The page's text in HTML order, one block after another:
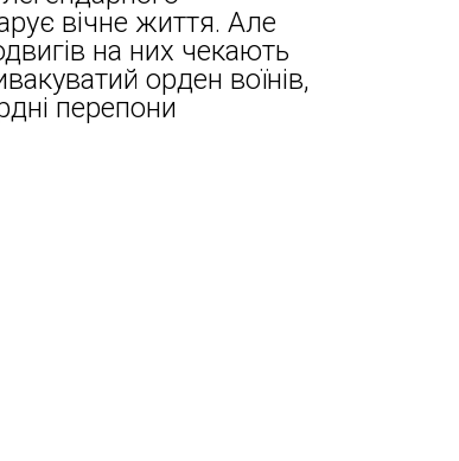
вічне життя. Але
на них чекають
орден воїнів,
перепони